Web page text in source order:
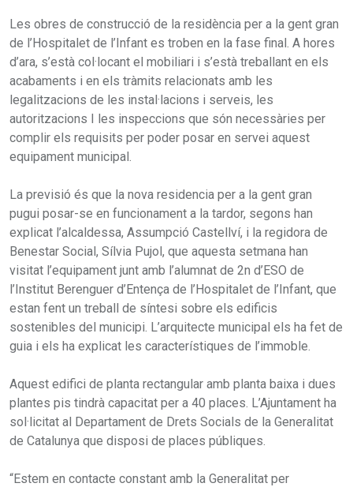
Les obres de construcció de la residència per a la gent gran
de l’Hospitalet de l’Infant es troben en la fase final. A hores
d’ara, s’està col·locant el mobiliari i s’està treballant en els
acabaments i en els tràmits relacionats amb les
legalitzacions de les instal·lacions i serveis, les
autoritzacions I les inspeccions que són necessàries per
complir els requisits per poder posar en servei aquest
equipament municipal.
La previsió és que la nova residencia per a la gent gran
pugui posar-se en funcionament a la tardor, segons han
explicat l’alcaldessa, Assumpció Castellví, i la regidora de
Benestar Social, Sílvia Pujol, que aquesta setmana han
visitat l’equipament junt amb l’alumnat de 2n d’ESO de
l’Institut Berenguer d’Entença de l’Hospitalet de l’Infant, que
estan fent un treball de síntesi sobre els edificis
sostenibles del municipi. L’arquitecte municipal els ha fet de
guia i els ha explicat les característiques de l’immoble.
Aquest edifici de planta rectangular amb planta baixa i dues
plantes pis tindrà capacitat per a 40 places. L’Ajuntament ha
sol·licitat al Departament de Drets Socials de la Generalitat
de Catalunya que disposi de places públiques.
“Estem en contacte constant amb la Generalitat per